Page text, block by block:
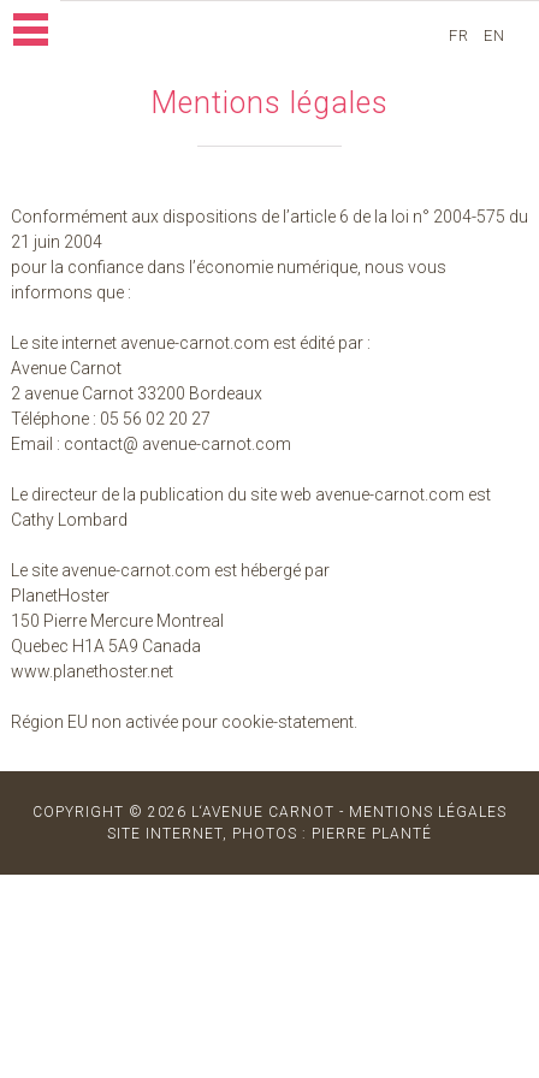
FR EN
Mentions légales
Conformément aux dispositions de l’article 6 de la loi n° 2004-575 du
21 juin 2004
pour la confiance dans l’économie numérique, nous vous
informons que :
Le site internet avenue-carnot.com est édité par :
Avenue Carnot
2 avenue Carnot 33200 Bordeaux
Téléphone : 05 56 02 20 27
Email : contact@ avenue-carnot.com
Le directeur de la publication du site web avenue-carnot.com est
Cathy Lombard
Le site avenue-carnot.com est hébergé par
PlanetHoster
150 Pierre Mercure Montreal
Quebec H1A 5A9 Canada
www.planethoster.net
Région EU non activée pour cookie-statement.
COPYRIGHT © 2026 L‘AVENUE CARNOT - MENTIONS LÉGALES
SITE INTERNET, PHOTOS : PIERRE PLANTÉ